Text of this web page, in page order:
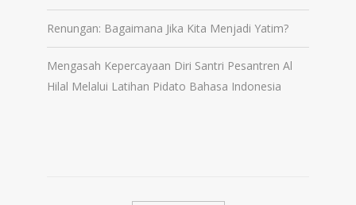
Renungan: Bagaimana Jika Kita Menjadi Yatim?
Mengasah Kepercayaan Diri Santri Pesantren Al
Hilal Melalui Latihan Pidato Bahasa Indonesia